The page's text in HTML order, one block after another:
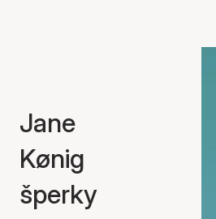
Jane
Kønig
šperky